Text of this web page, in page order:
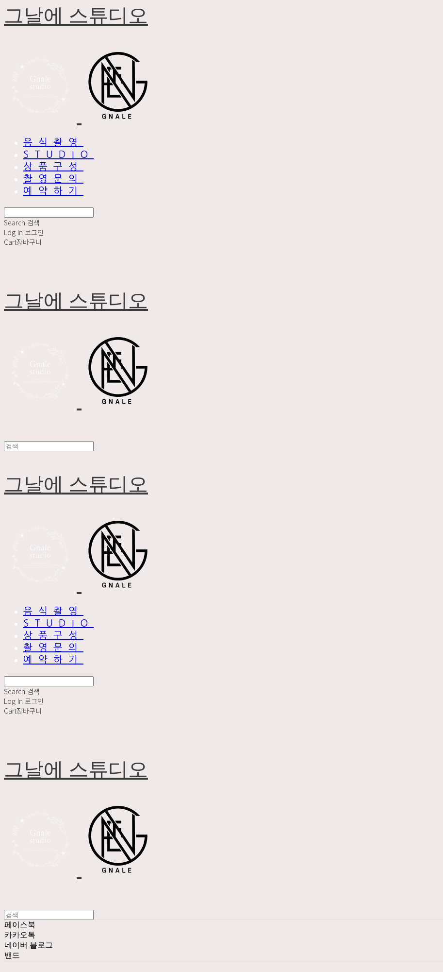
그날에 스튜디오
음식촬영
STUDIO
상품구성
촬영문의
예약하기
Search 검색
Log In 로그인
Cart장바구니
그날에 스튜디오
그날에 스튜디오
음식촬영
STUDIO
상품구성
촬영문의
예약하기
Search 검색
Log In 로그인
Cart장바구니
그날에 스튜디오
페이스북
카카오톡
네이버 블로그
밴드